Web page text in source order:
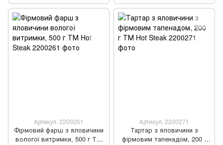
Артикул: 2200261
Фірмовий фарш з яловичини
вологої витримки, 500 г ТМ
Артикул: 2200271
Тартар з яловичини з
фірмовим тапенадом, 200 г